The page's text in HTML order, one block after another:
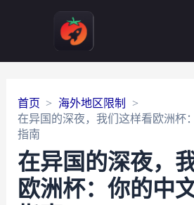
首页
海外地区限制
在异国的深夜，我们这样看欧洲杯
指南
在异国的深夜，
欧洲杯：你的中